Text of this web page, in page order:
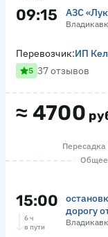
09:15 АЗС
≈ 4700
Перевозчик:ИП
5 37 отзывов
Пересадка
Общее
15:00
дорогу
6 ч
в пути